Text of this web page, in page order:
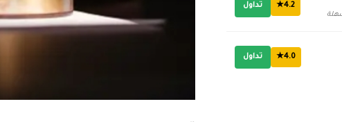
4.2★ تداول
4.0★ تداول